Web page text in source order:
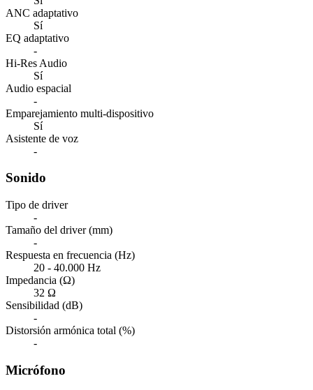
ANC adaptativo
Sí
EQ adaptativo
-
Hi-Res Audio
Sí
Audio espacial
-
Emparejamiento multi-dispositivo
Sí
Asistente de voz
-
Sonido
Tipo de driver
-
Tamaño del driver (mm)
-
Respuesta en frecuencia (Hz)
20 - 40.000 Hz
Impedancia (Ω)
32 Ω
Sensibilidad (dB)
-
Distorsión armónica total (%)
-
Micrófono